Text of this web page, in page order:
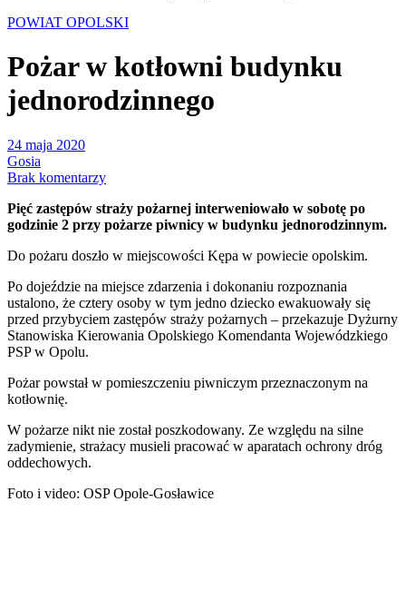
POWIAT OPOLSKI
Pożar w kotłowni budynku
jednorodzinnego
24 maja 2020
Gosia
Brak komentarzy
Pięć zastępów straży pożarnej interweniowało w sobotę po
godzinie 2 przy pożarze piwnicy w budynku jednorodzinnym.
Do pożaru doszło w miejscowości Kępa w powiecie opolskim.
Po dojeździe na miejsce zdarzenia i dokonaniu rozpoznania
ustalono, że cztery osoby w tym jedno dziecko ewakuowały się
przed przybyciem zastępów straży pożarnych – przekazuje Dyżurny
Stanowiska Kierowania Opolskiego Komendanta Wojewódzkiego
PSP w Opolu.
Pożar powstał w pomieszczeniu piwniczym przeznaczonym na
kotłownię.
W pożarze nikt nie został poszkodowany. Ze względu na silne
zadymienie, strażacy musieli pracować w aparatach ochrony dróg
oddechowych.
Foto i video: OSP Opole-Gosławice